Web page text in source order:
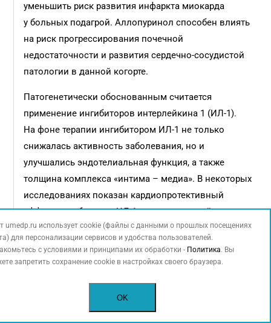
уменьшить риск развития инфаркта миокарда
у больных подагрой. Аллопуринол способен влиять
на риск прогрессирования почечной
недостаточности и развития сердечно-сосудистой
патологии в данной когорте.
Патогенетически обоснованным считается
применение ингибиторов интерлейкина 1 (ИЛ-1).
На фоне терапии ингибитором ИЛ-1 не только
снижалась активность заболевания, но и
улучшались эндотелиальная функция, а также
толщина комплекса «интима – медиа». В некоторых
исследованиях показан кардиопротективный
эффект ингибиторов ИЛ-1 у лиц с подагрой.
Сегодня изучаются подходы с использованием
препаратов с более широким спектром мишеней.
который может быть использован для вторичной
профилактики атеросклеротических сердечно-
umedp.ru использует cookie (файлы с данными о прошлых посещениях
для персонализации сервисов и удобства пользователей.
с условиями и принципами их обработки - Политика. Вы
запретить сохранение cookie в настройках своего браузера.
OK